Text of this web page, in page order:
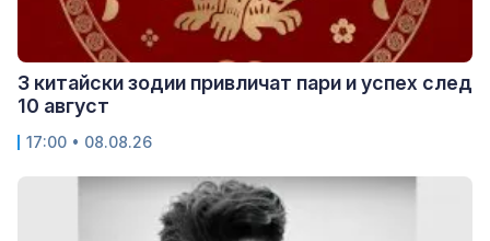
3 китайски зодии привличат пари и успех след
10 август
17:00 • 08.08.26